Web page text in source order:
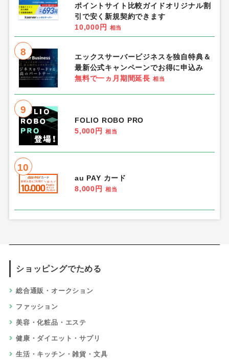
ポイントサイト比較ガイドオリジナル割
引で安く新規契約できます
10,000円
相当
8
エックスサーバービジネスを独自特典＆
最新公式キャンペーンでお得に申込み
無料で一ヵ月期間延長 相当
9
FOLIO ROBO PRO
5,000円
相当
10
au PAY カード
8,000円
相当
ショッピングでためる
総合通販・オークション
ファッション
美容・化粧品・エステ
健康・ダイエット・サプリ
生活・キッチン・雑貨・文具